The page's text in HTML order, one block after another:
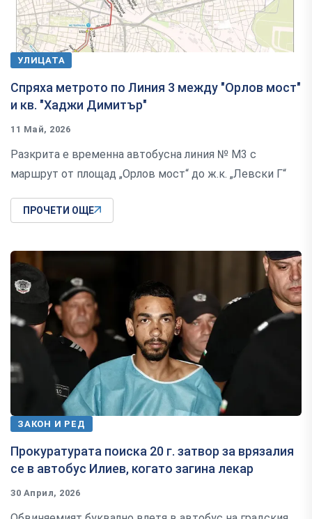
УЛИЦАТА
Спряха метрото по Линия 3 между "Орлов мост"
и кв. "Хаджи Димитър"
11 Май, 2026
Разкрита е временна автобусна линия № М3 с
маршрут от площад „Орлов мост“ до ж.к. „Левски Г“
ПРОЧЕТИ ОЩЕ
ЗАКОН И РЕД
Прокуратурата поиска 20 г. затвор за врязалия
се в автобус Илиев, когато загина лекар
30 Април, 2026